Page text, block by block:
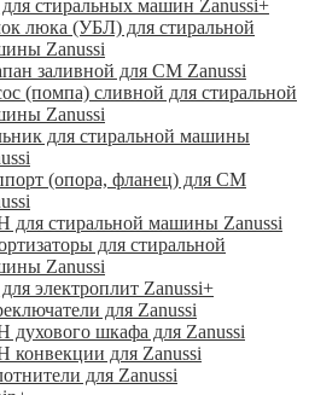
для стиральных машин Zanussi+
люка (УБЛ) для стиральной
Zanussi
заливной для СМ Zanussi
(помпа) сливной для стиральной
Zanussi
для стиральной машины
(опора, фланец) для СМ
для стиральной машины Zanussi
для стиральной
Zanussi
электроплит Zanussi+
для Zanussi
духового шкафа для Zanussi
конвекции для Zanussi
для Zanussi